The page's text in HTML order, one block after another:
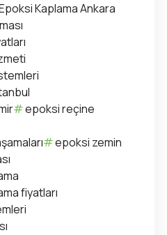
Kaplama Ankara
epoksi reçine
epoksi zemin
fiyatları